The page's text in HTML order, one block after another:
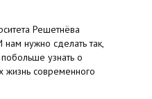
Решетнёва
нужно сделать так,
узнать о
жизнь современного